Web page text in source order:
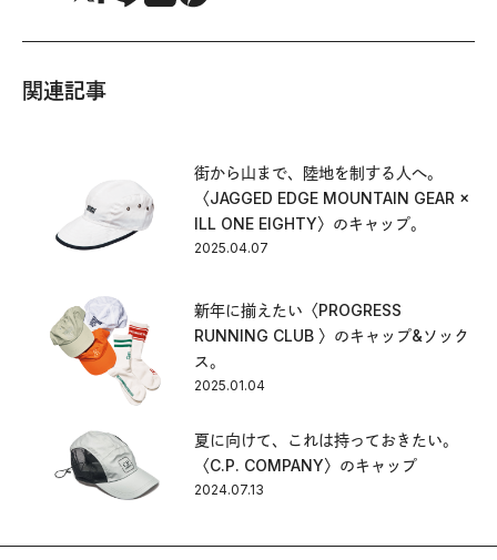
関連記事
街から山まで、陸地を制する人へ。
〈JAGGED EDGE MOUNTAIN GEAR ×
ILL ONE EIGHTY〉のキャップ。
2025.04.07
新年に揃えたい〈PROGRESS
RUNNING CLUB 〉のキャップ&ソック
ス。
2025.01.04
夏に向けて、これは持っておきたい。
〈C.P. COMPANY〉のキャップ
2024.07.13